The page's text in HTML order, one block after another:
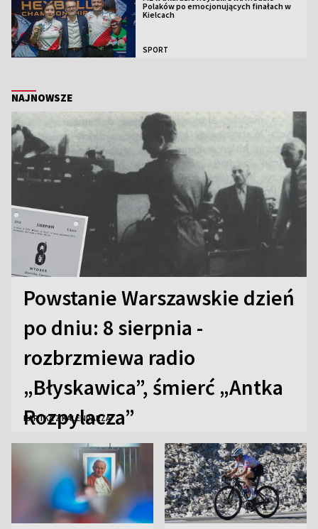
Polaków po emocjonujących finałach w
Kielcach
SPORT
NAJNOWSZE
Powstanie Warszawskie dzień
po dniu: 8 sierpnia -
rozbrzmiewa radio
„Błyskawica”, śmierć „Antka
Rozpylacza”
KARTKA Z KALENDARZA